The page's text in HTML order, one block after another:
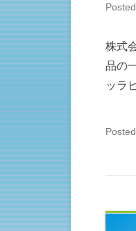
株式
品の
ッラ